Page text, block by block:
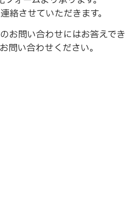
絡させていただきます。
問い合わせにはお答えでき
問い合わせください。